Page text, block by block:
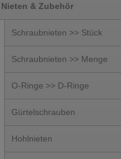
Nieten & Zubehör
Schraubnieten >> Stück
Schraubnieten >> Menge
O-Ringe >> D-Ringe
Gürtelschrauben
Hohlnieten